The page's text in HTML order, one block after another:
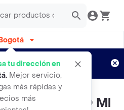
tu dirección en
. Mejor servicio,
más rápidas y
más
semanas
Aplican TyC
Euforia 30 Ml